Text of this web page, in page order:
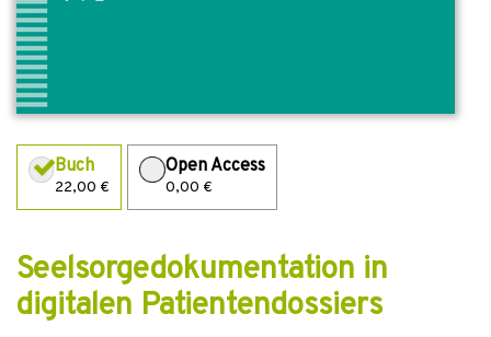
Buch
22,00 €
Open Access
0,00 €
Seelsorgedokumentation in
digitalen Patientendossiers